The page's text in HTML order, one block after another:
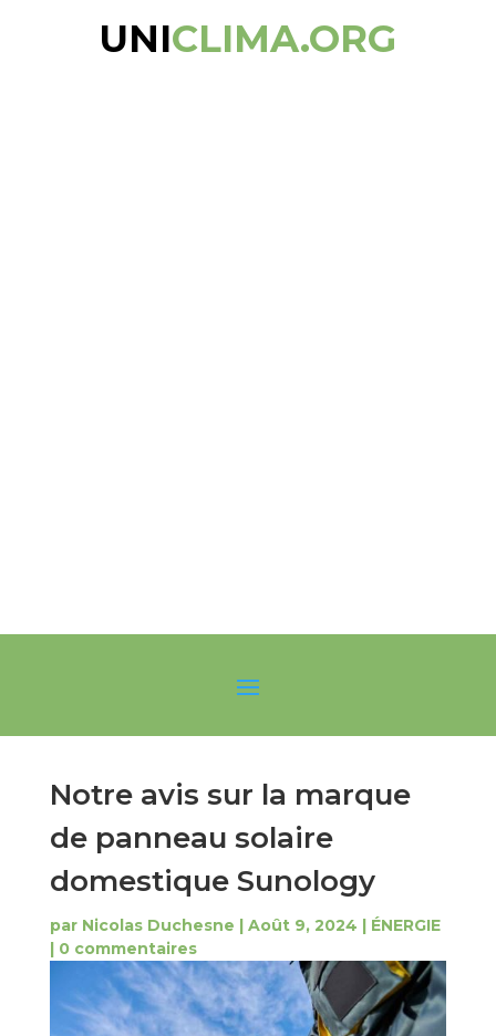
UNICLIMA.ORG
Notre avis sur la marque
de panneau solaire
domestique Sunology
par Nicolas Duchesne | Août 9, 2024 | ÉNERGIE
| 0 commentaires